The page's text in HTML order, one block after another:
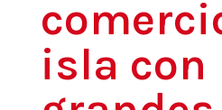
isla con